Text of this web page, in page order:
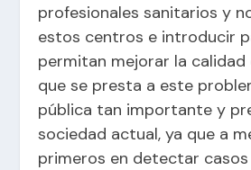
profesionales sanitarios y
estos centros e introducir
permitan mejorar la calidad
que se presta a este
pública tan importante y
sociedad actual, ya que a
primeros en detectar